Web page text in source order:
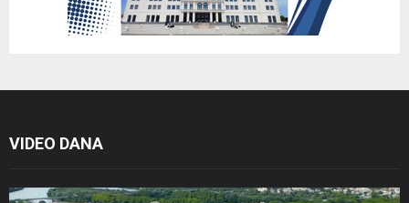
VIDEO DANA